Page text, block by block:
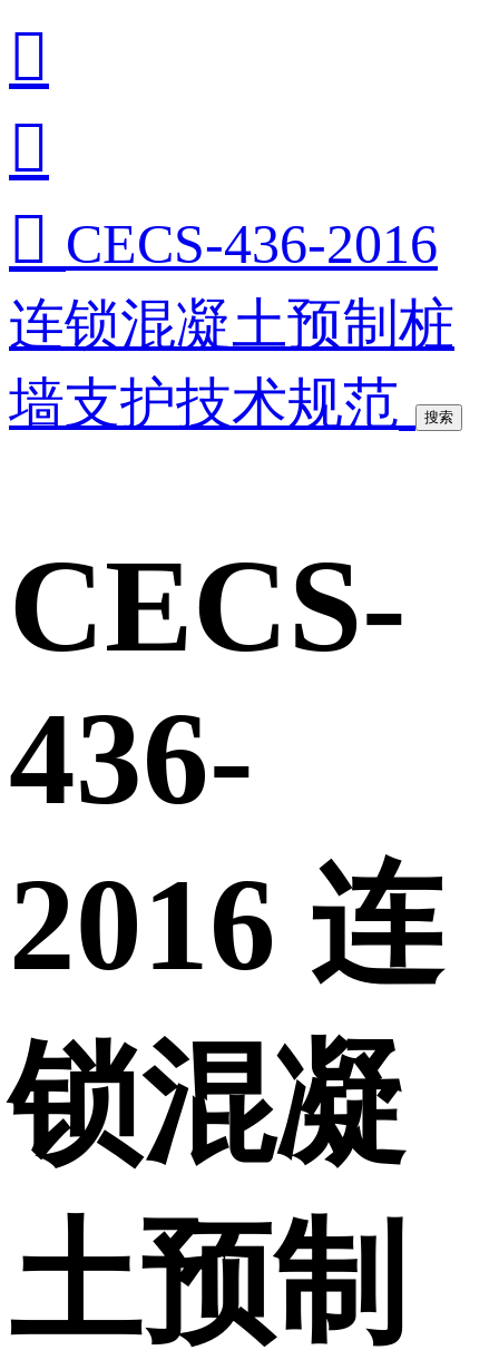


 CECS-436-2016
连锁混凝土预制桩
墙支护技术规范
搜索
CECS-
436-
2016 连
锁混凝
土预制